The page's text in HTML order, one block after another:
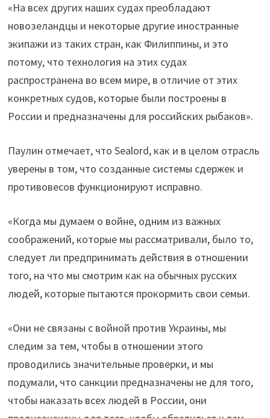
«На всех других наших судах преобладают
новозеландцы и некоторые другие иностранные
экипажи из таких стран, как Филиппины, и это
потому, что технология на этих судах
распространена во всем мире, в отличие от этих
конкретных судов, которые были построены в
России и предназначены для российских рыбаков».
Паулин отмечает, что Sealord, как и в целом отрасль
уверены в том, что созданные системы сдержек и
противовесов функционируют исправно.
«Когда мы думаем о войне, одним из важных
соображений, которые мы рассматривали, было то,
следует ли предпринимать действия в отношении
того, на что мы смотрим как на обычных русских
людей, которые пытаются прокормить свои семьи.
«Они не связаны с войной против Украины, мы
следим за тем, чтобы в отношении этого
проводились значительные проверки, и мы
подумали, что санкции предназначены не для того,
чтобы наказать всех людей в России, они